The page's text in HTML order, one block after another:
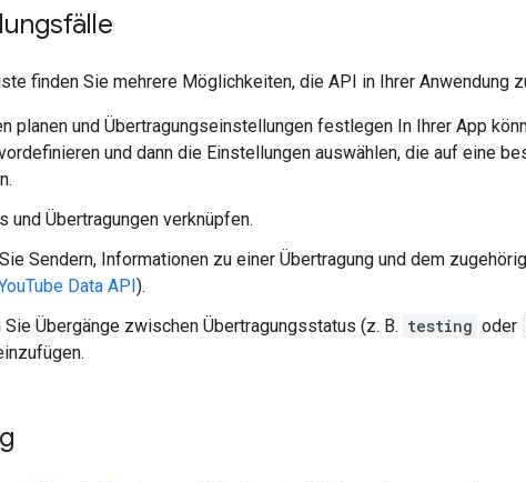
finden Sie mehrere Möglichkeiten, die API in Ihrer Anwendung
planen und Übertragungseinstellungen festlegen In Ihrer App
vordefinieren und dann die Einstellungen auswählen, die auf eine
und Übertragungen verknüpfen.
Sie Sendern, Informationen zu einer Übertragung und dem
Data API).
Sie Übergänge zwischen Übertragungsstatus (z. B. testing oder